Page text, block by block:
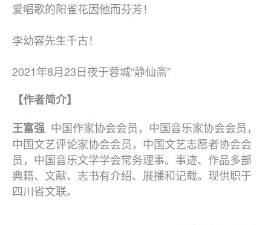
爱唱歌的阳雀花因他而芬芳！
李幼容先生千古！
2021年8月23日夜于蓉城“静仙斋”
【作者简介】
王富强 中国作家协会会员，中国音乐家协会会员，
中国文艺评论家协会会员，中国文艺志愿者协会会
员，中国音乐文学学会常务理事。事迹、作品多部
典籍、文献、志书有介绍、展播和记载。现供职于
四川省文联。